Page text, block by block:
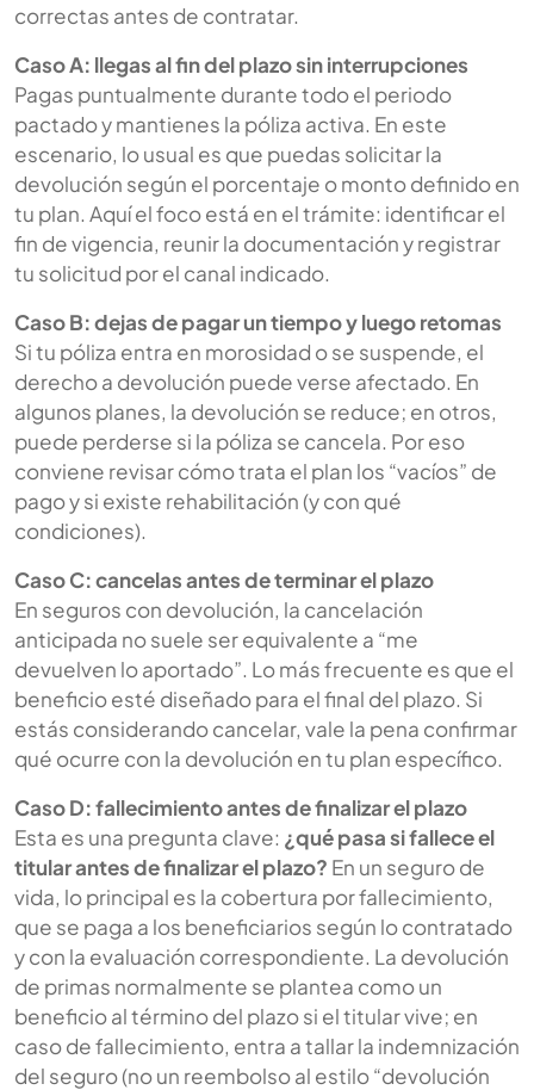
correctas antes de contratar.
Caso A: llegas al fin del plazo sin interrupciones
Pagas puntualmente durante todo el periodo
pactado y mantienes la póliza activa. En este
escenario, lo usual es que puedas solicitar la
devolución según el porcentaje o monto definido en
tu plan. Aquí el foco está en el trámite: identificar el
fin de vigencia, reunir la documentación y registrar
tu solicitud por el canal indicado.
Caso B: dejas de pagar un tiempo y luego retomas
Si tu póliza entra en morosidad o se suspende, el
derecho a devolución puede verse afectado. En
algunos planes, la devolución se reduce; en otros,
puede perderse si la póliza se cancela. Por eso
conviene revisar cómo trata el plan los “vacíos” de
pago y si existe rehabilitación (y con qué
condiciones).
Caso C: cancelas antes de terminar el plazo
En seguros con devolución, la cancelación
anticipada no suele ser equivalente a “me
devuelven lo aportado”. Lo más frecuente es que el
beneficio esté diseñado para el final del plazo. Si
estás considerando cancelar, vale la pena confirmar
qué ocurre con la devolución en tu plan específico.
Caso D: fallecimiento antes de finalizar el plazo
Esta es una pregunta clave: ¿qué pasa si fallece el
titular antes de finalizar el plazo? En un seguro de
vida, lo principal es la cobertura por fallecimiento,
que se paga a los beneficiarios según lo contratado
y con la evaluación correspondiente. La devolución
de primas normalmente se plantea como un
beneficio al término del plazo si el titular vive; en
caso de fallecimiento, entra a tallar la indemnización
del seguro (no un reembolso al estilo “devolución